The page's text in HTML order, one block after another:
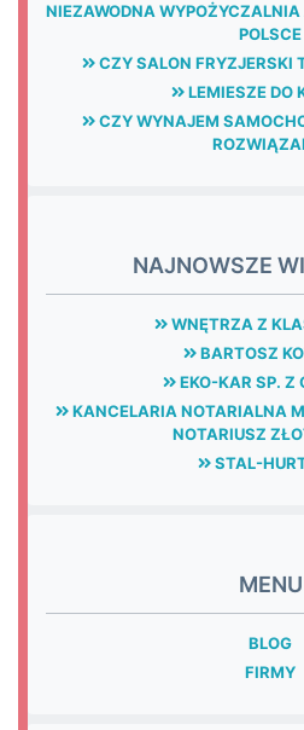
NIEZAWODNA
POLSCE
CZY SALON FRYZJERSKI
LEMIESZE DO
CZY WYNAJEM
NAJNOWSZE
WNĘTRZA Z
BARTOSZ
EKO-KAR SP. Z
KANCELARIA NOTARIALNA
NOTARIUSZ
STAL-
MENU
BLOG
FIRMY